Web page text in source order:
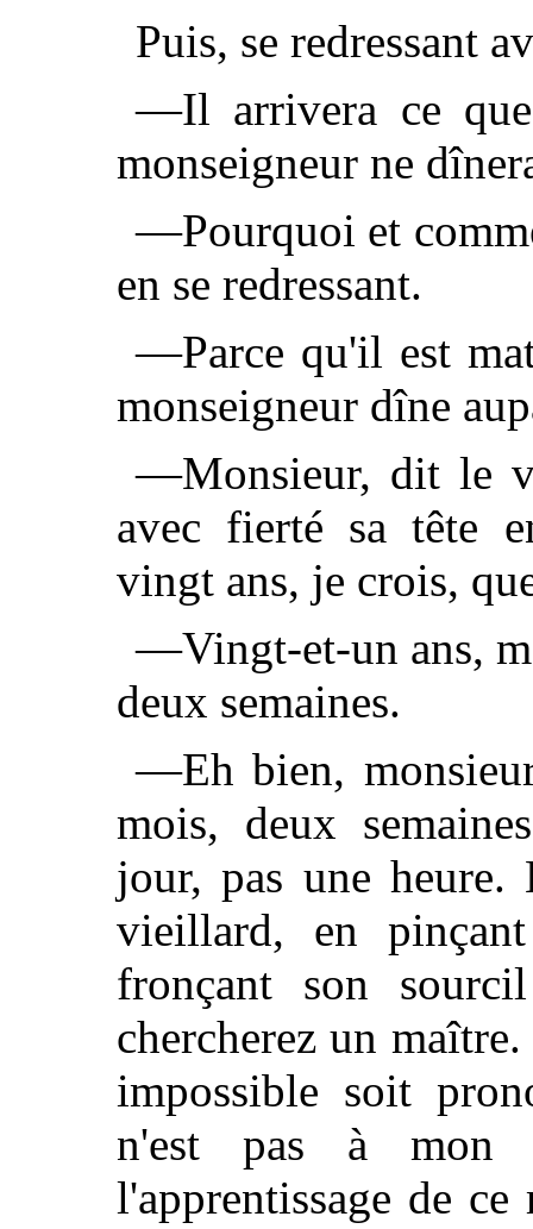
Puis, se redressant
—Il arrivera ce
monseigneur ne
—Pourquoi et
en se redressant.
—Parce qu'il est
monseigneur dîne
—Monsieur, dit le
avec fierté sa tête
vingt ans, je crois,
—Vingt-et-un ans,
deux semaines.
—Eh bien,
mois, deux
jour, pas une heure.
vieillard, en
fronçant son
chercherez un
impossible soit
n'est pas à mon
l'apprentissage de